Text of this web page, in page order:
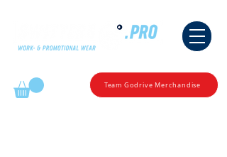
Team Godrive Merchandise